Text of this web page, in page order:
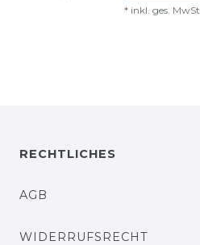
* inkl. ges. MwSt.
RECHTLICHES
AGB
WIDERRUFSRECHT